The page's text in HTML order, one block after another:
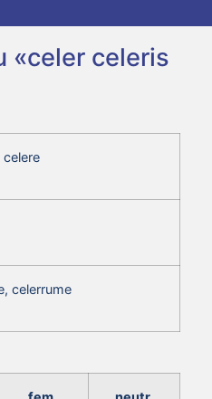
«celer celeris
celere
celerrume